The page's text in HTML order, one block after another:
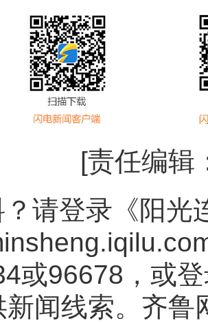
[责任编辑
请登录《阳光
或96678，或
新闻线索。齐鲁